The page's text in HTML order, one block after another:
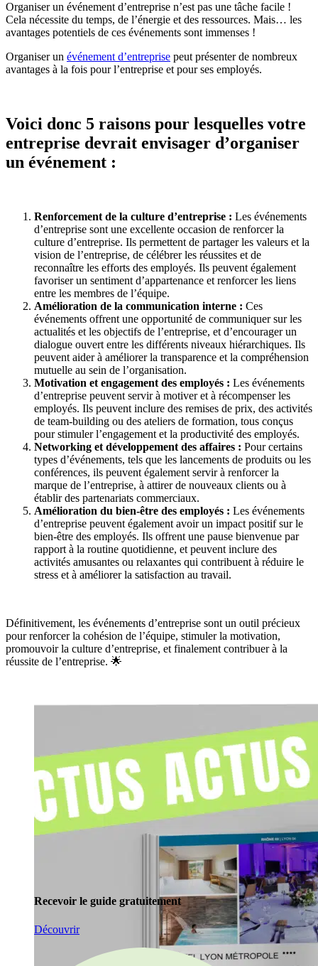
Organiser un événement d’entreprise n’est pas une tâche facile !
Cela nécessite du temps, de l’énergie et des ressources. Mais… les
avantages potentiels de ces événements sont immenses !
Organiser un événement d’entreprise peut présenter de nombreux
avantages à la fois pour l’entreprise et pour ses employés.
Voici donc 5 raisons pour lesquelles votre
entreprise devrait envisager d’organiser
un événement :
Renforcement de la culture d’entreprise : Les événements
d’entreprise sont une excellente occasion de renforcer la
culture d’entreprise. Ils permettent de partager les valeurs et la
vision de l’entreprise, de célébrer les réussites et de
reconnaître les efforts des employés. Ils peuvent également
favoriser un sentiment d’appartenance et renforcer les liens
entre les membres de l’équipe.
Amélioration de la communication interne : Ces
événements offrent une opportunité de communiquer sur les
actualités et les objectifs de l’entreprise, et d’encourager un
dialogue ouvert entre les différents niveaux hiérarchiques. Ils
peuvent aider à améliorer la transparence et la compréhension
mutuelle au sein de l’organisation.
Motivation et engagement des employés : Les événements
d’entreprise peuvent servir à motiver et à récompenser les
employés. Ils peuvent inclure des remises de prix, des activités
de team-building ou des ateliers de formation, tous conçus
pour stimuler l’engagement et la productivité des employés.
Networking et développement des affaires : Pour certains
types d’événements, tels que les lancements de produits ou les
conférences, ils peuvent également servir à renforcer la
marque de l’entreprise, à attirer de nouveaux clients ou à
établir des partenariats commerciaux.
Amélioration du bien-être des employés : Les événements
d’entreprise peuvent également avoir un impact positif sur le
bien-être des employés. Ils offrent une pause bienvenue par
rapport à la routine quotidienne, et peuvent inclure des
activités amusantes ou relaxantes qui contribuent à réduire le
stress et à améliorer la satisfaction au travail.
Définitivement, les événements d’entreprise sont un outil précieux
pour renforcer la cohésion de l’équipe, stimuler la motivation,
promouvoir la culture d’entreprise, et finalement contribuer à la
réussite de l’entreprise. 🌟
Recevoir le guide gratuitement
Découvrir